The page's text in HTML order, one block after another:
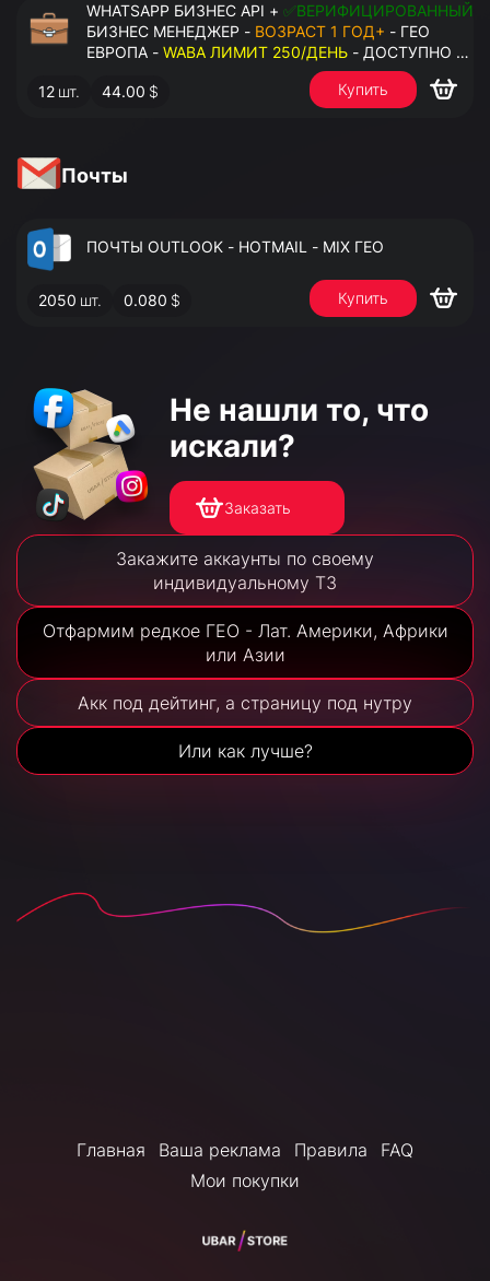
WHATSAPP БИЗНЕС API + ✅ВЕРИФИЦИРОВАННЫЙ
БИЗНЕС МЕНЕДЖЕР - ВОЗРАСТ 1 ГОД+ - ГЕО
ЕВРОПА - WABA ЛИМИТ 250/ДЕНЬ - ДОСТУПНО К
ПРИВЯЗКЕ ДО 2 НОМЕРОВ - ПРАВА
АДМИНИСТРАТОРА
12 шт. 44.00 $ Купить
Почты
ПОЧТЫ OUTLOOK - HOTMAIL - MIX ГЕО
2050 шт. 0.080 $ Купить
Не нашли то, что
искали?
Заказать
Закажите аккаунты по своему
индивидуальному ТЗ
Отфармим редкое ГЕО - Лат. Америки, Африки
или Азии
Акк под дейтинг, а страницу под нутру
Или как лучше?
Главная Ваша реклама Правила
FAQ
Мои покупки